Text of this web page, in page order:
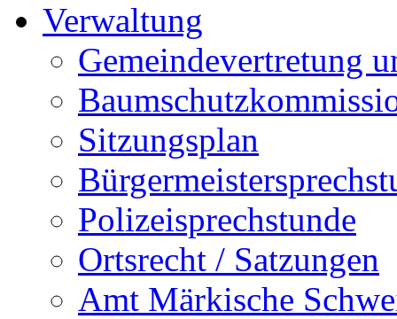
Verwaltung
Gemeindevertretung
Sitzungsplan
Polizeisprechstunde
Ortsrecht / Satzungen
Amt Märkische